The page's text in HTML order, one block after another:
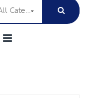
All Categories